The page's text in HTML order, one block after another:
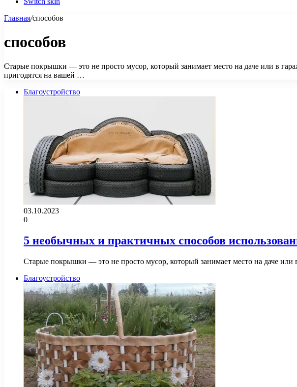
Главная/способов
способов
Старые покрышки — это не просто мусор, который занимает место на даче или в
пригодятся на вашей …
Благоустройство
03.10.2023
0
5 необычных и практичных способов
Старые покрышки — это не просто мусор, который занимает место на даче
Благоустройство